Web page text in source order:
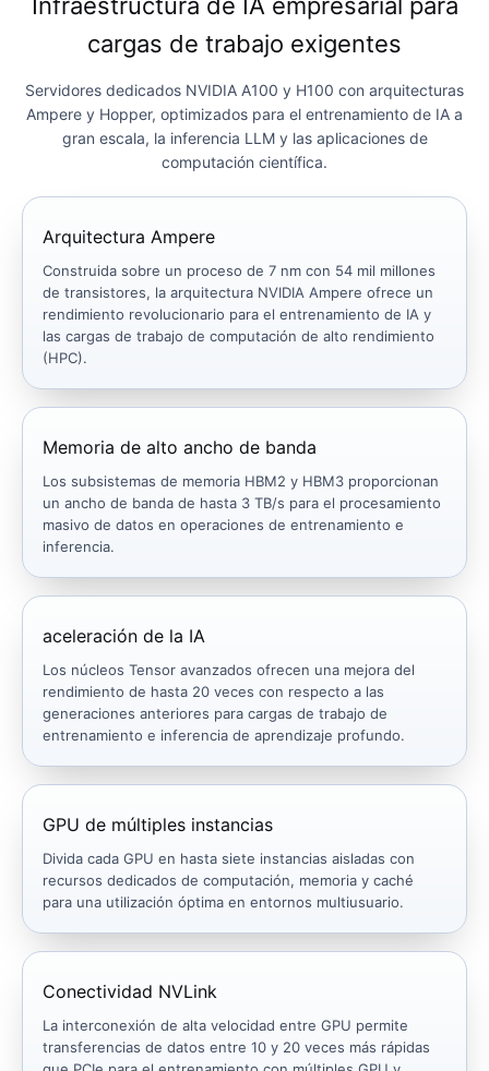
cargas de trabajo exigentes
Servidores dedicados NVIDIA A100 y H100 con arquitecturas
Ampere y Hopper, optimizados para el entrenamiento de IA a
gran escala, la inferencia LLM y las aplicaciones de
computación científica.
Arquitectura Ampere
Construida sobre un proceso de 7 nm con 54 mil millones
de transistores, la arquitectura NVIDIA Ampere ofrece un
rendimiento revolucionario para el entrenamiento de IA y
las cargas de trabajo de computación de alto rendimiento
(HPC).
Memoria de alto ancho de banda
Los subsistemas de memoria HBM2 y HBM3 proporcionan
un ancho de banda de hasta 3 TB/s para el procesamiento
masivo de datos en operaciones de entrenamiento e
inferencia.
aceleración de la IA
Los núcleos Tensor avanzados ofrecen una mejora del
rendimiento de hasta 20 veces con respecto a las
generaciones anteriores para cargas de trabajo de
entrenamiento e inferencia de aprendizaje profundo.
GPU de múltiples instancias
Divida cada GPU en hasta siete instancias aisladas con
recursos dedicados de computación, memoria y caché
para una utilización óptima en entornos multiusuario.
Conectividad NVLink
La interconexión de alta velocidad entre GPU permite
transferencias de datos entre 10 y 20 veces más rápidas